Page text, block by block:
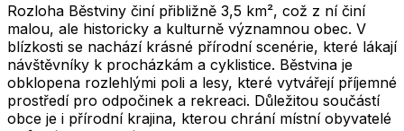
Rozloha Běstviny činí přibližně 3,5 km², což z ní činí
malou, ale historicky a kulturně významnou obec. V
blízkosti se nachází krásné přírodní scenérie, které lákají
návštěvníky k procházkám a cyklistice. Běstvina je
obklopena rozlehlými poli a lesy, které vytvářejí příjemné
prostředí pro odpočinek a rekreaci. Důležitou součástí
obce je i přírodní krajina, kterou chrání místní obyvatelé